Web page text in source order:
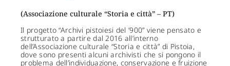
(Associazione culturale “Storia e città” – PT)
Il progetto “Archivi pistoiesi del ’900” viene pensato e
strutturato a partire dal 2016 all’interno
dell’Associazione culturale “Storia e città” di Pistoia,
dove sono presenti alcuni archivisti che si pongono il
problema dell’individuazione, conservazione e fruizione